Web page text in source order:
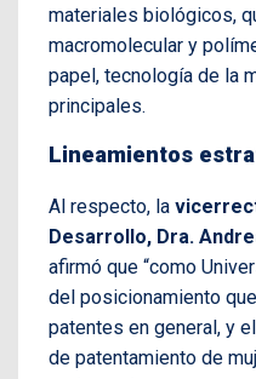
materiales biológicos,
macromolecular y
papel, tecnología de la
principales.
Lineamientos
Al respecto, la
Desarrollo, Dra.
afirmó que “como
del posicionamiento
patentes en general, y
de patentamiento de